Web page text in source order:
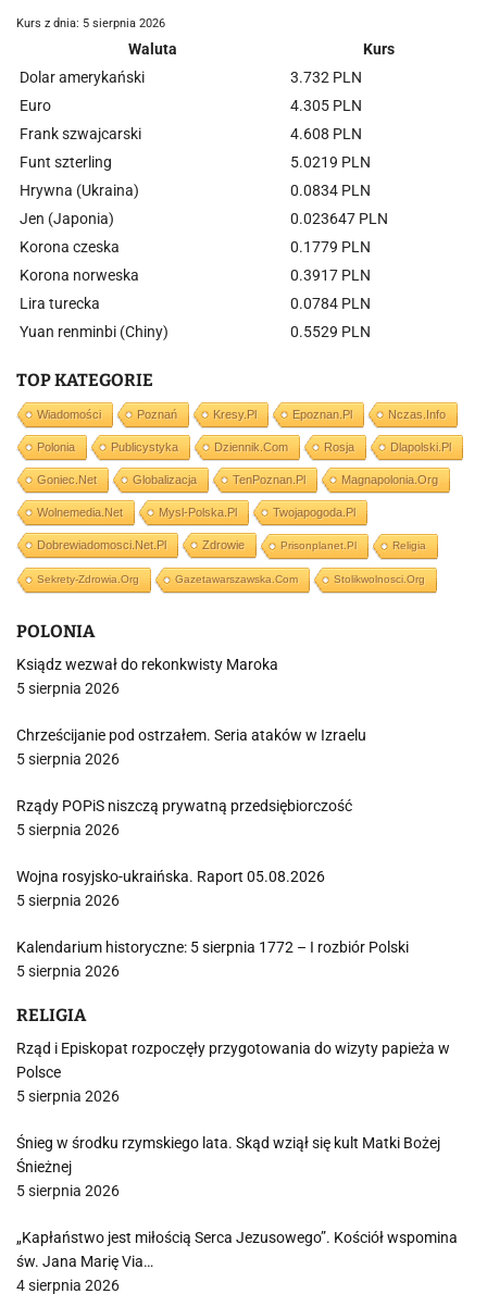
Kurs z dnia: 5 sierpnia 2026
Waluta
Kurs
Dolar amerykański
3.732 PLN
Euro
4.305 PLN
Frank szwajcarski
4.608 PLN
Funt szterling
5.0219 PLN
Hrywna (Ukraina)
0.0834 PLN
Jen (Japonia)
0.023647 PLN
Korona czeska
0.1779 PLN
Korona norweska
0.3917 PLN
Lira turecka
0.0784 PLN
Yuan renminbi (Chiny)
0.5529 PLN
TOP KATEGORIE
Wiadomości Poznań Kresy.pl Epoznan.pl Nczas.info
Polonia Publicystyka Dziennik.com Rosja Dlapolski.pl
Goniec.net Globalizacja TenPoznan.pl Magnapolonia.org
Wolnemedia.net Mysl-Polska.pl Twojapogoda.pl
Dobrewiadomosci.net.pl Zdrowie Prisonplanet.pl Religia
Sekrety-Zdrowia.org Gazetawarszawska.com Stolikwolnosci.org
POLONIA
Ksiądz wezwał do rekonkwisty Maroka
5 sierpnia 2026
Chrześcijanie pod ostrzałem. Seria ataków w Izraelu
5 sierpnia 2026
Rządy POPiS niszczą prywatną przedsiębiorczość
5 sierpnia 2026
Wojna rosyjsko-ukraińska. Raport 05.08.2026
5 sierpnia 2026
Kalendarium historyczne: 5 sierpnia 1772 – I rozbiór Polski
5 sierpnia 2026
RELIGIA
Rząd i Episkopat rozpoczęły przygotowania do wizyty papieża w
Polsce
5 sierpnia 2026
Śnieg w środku rzymskiego lata. Skąd wziął się kult Matki Bożej
Śnieżnej
5 sierpnia 2026
„Kapłaństwo jest miłością Serca Jezusowego”. Kościół wspomina
św. Jana Marię Via…
4 sierpnia 2026